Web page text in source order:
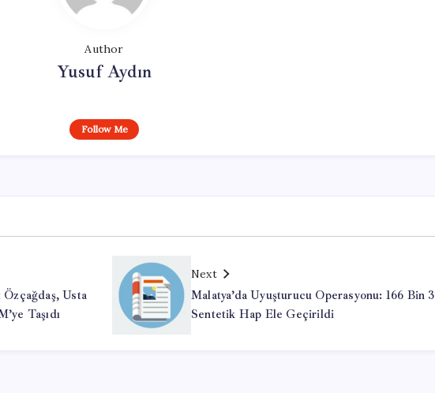
Author
Yusuf Aydın
Follow Me
Usta
Taşıdı
Next
Malatya’da Uyuşturucu Operasyonu: 166 Bin
Sentetik Hap Ele Geçirildi